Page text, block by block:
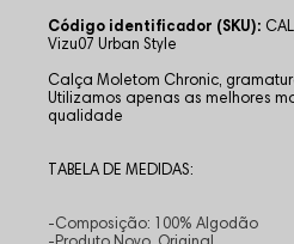
Código identificador (SKU):
Vizu07 Urban Style
Calça Moletom Chronic,
Utilizamos apenas as melhores
qualidade
TABELA DE MEDIDAS:
-Composição: 100% Algodão